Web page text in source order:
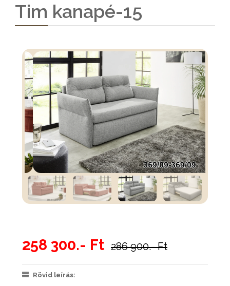
Tim kanapé-15
258 300.- Ft 286 900.- Ft
Rövid leírás: